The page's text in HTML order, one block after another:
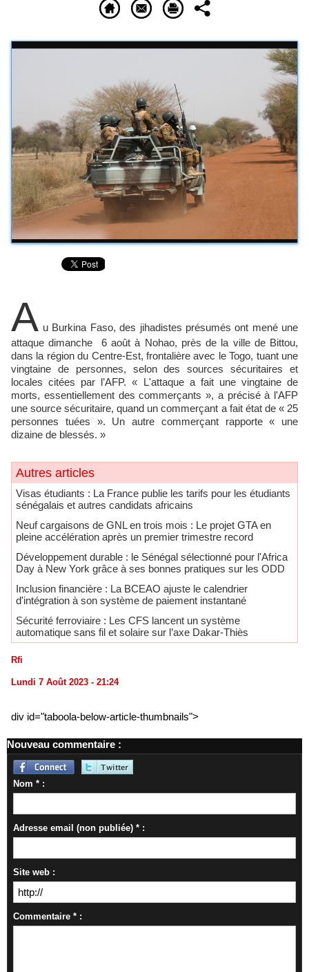
A u Burkina Faso, des jihadistes présumés ont mené une
attaque dimanche 6 août à Nohao, près de la ville de Bittou,
dans la région du Centre-Est, frontalière avec le Togo, tuant une
vingtaine de personnes, selon des sources sécuritaires et
locales citées par l’AFP. « L'attaque a fait une vingtaine de
morts, essentiellement des commerçants », a précisé à l'AFP
une source sécuritaire, quand un commerçant a fait état de « 25
personnes tuées ». Un autre commerçant rapporte « une
dizaine de blessés. »
Autres articles
​Visas étudiants : La France publie les tarifs pour les étudiants
sénégalais et autres candidats africains
Neuf cargaisons de GNL en trois mois : Le projet GTA en
pleine accélération après un premier trimestre record
Développement durable : le Sénégal sélectionné pour l'Africa
Day à New York grâce à ses bonnes pratiques sur les ODD
​Inclusion financière : La BCEAO ajuste le calendrier
d'intégration à son système de paiement instantané
Sécurité ferroviaire : Les CFS lancent un système
automatique sans fil et solaire sur l’axe Dakar-Thiès
Rfi
Lundi 7 Août 2023 - 21:24
div id="taboola-below-article-thumbnails">
Nouveau commentaire :
Nom * :
Adresse email (non publiée) * :
Site web :
Commentaire * :